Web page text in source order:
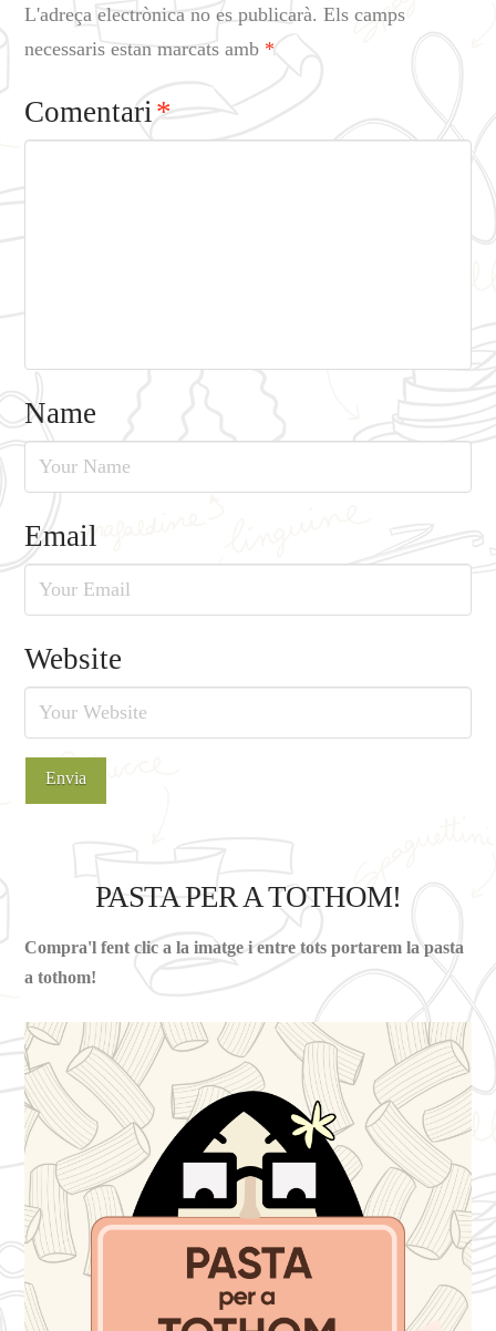
L'adreça electrònica no es publicarà. Els camps
necessaris estan marcats amb *
Comentari*
Name
Email
Website
PASTA PER A TOTHOM!
Compra'l fent clic a la imatge i entre tots portarem la pasta
a tothom!